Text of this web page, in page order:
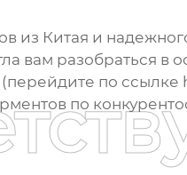
из Китая и
вам разобраться
по ссылке
по